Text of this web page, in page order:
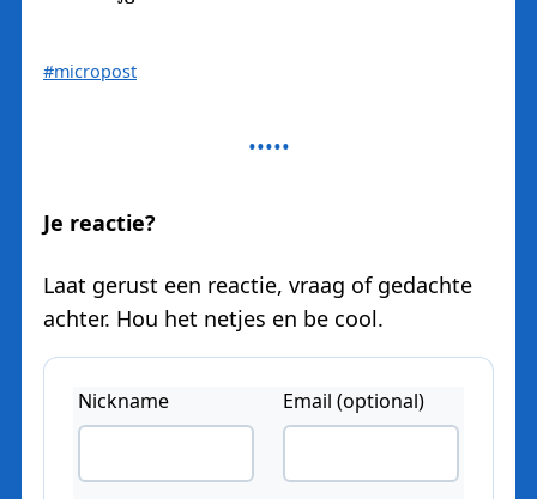
#micropost
Je reactie?
Laat gerust een reactie, vraag of gedachte
achter. Hou het netjes en be cool.